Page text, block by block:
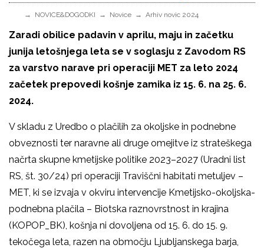
NOVICE&DOGODKI Novice Arhiv novic 2024
Zaradi obilice padavin v aprilu, maju in začetku
junija letošnjega leta se v soglasju z Zavodom RS
za varstvo narave pri operaciji MET za leto 2024
začetek prepovedi košnje zamika iz 15. 6. na 25. 6.
2024.
V skladu z Uredbo o plačilih za okoljske in podnebne
obveznosti ter naravne ali druge omejitve iz strateškega
načrta skupne kmetijske politike 2023–2027 (Uradni list
RS, št. 30/24) pri operaciji Traviščni habitati metuljev –
MET, ki se izvaja v okviru intervencije Kmetijsko-okoljska-
podnebna plačila – Biotska raznovrstnost in krajina
(KOPOP_BK), košnja ni dovoljena od 15. 6. do 15. 9.
tekočega leta, razen na območju Ljubljanskega barja,